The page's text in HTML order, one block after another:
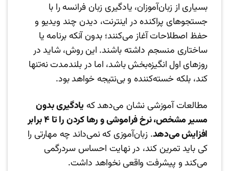
بسیاری از زبان‌آموزان، یادگیری زبان فرانسه را با
جستجوهای پراکنده در اینترنت، دیدن چند ویدیو و
حفظ اصطلاحات آغاز می‌کنند؛ بدون آنکه برنامه یا
ساختاری منسجم داشته باشند. این روش، شاید در
روزهای اول انگیزه‌بخش باشد، اما در بلندمدت نه‌تنها
کند، بلکه خسته‌کننده و بی‌نتیجه خواهد بود.
مطالعات آموزشی نشان می‌دهد که یادگیری بدون
مسیر مشخص، نرخ فراموشی و رها کردن را تا ۴ برابر
افزایش می‌دهد. زبان‌آموزی که نمی‌داند چه مهارتی را
کی باید تمرین کند، در نهایت احساس سردرگمی
می‌کند و پیشرفت واقعی نخواهد داشت.